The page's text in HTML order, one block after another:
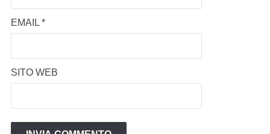
EMAIL*
SITO WEB